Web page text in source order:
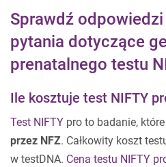
Sprawdź
pytania dotyczące
prenatalnego testu
Ile kosztuje test NIFTY
Test NIFTY pro to badanie, które
przez NFZ. Całkowity koszt
w testDNA. Cena testu NIFTY